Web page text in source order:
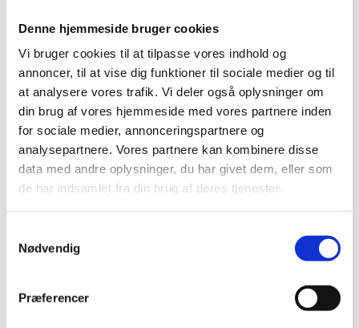
Denne hjemmeside bruger cookies
Vi bruger cookies til at tilpasse vores indhold og
annoncer, til at vise dig funktioner til sociale medier og til
at analysere vores trafik. Vi deler også oplysninger om
din brug af vores hjemmeside med vores partnere inden
for sociale medier, annonceringspartnere og
analysepartnere. Vores partnere kan kombinere disse
data med andre oplysninger, du har givet dem, eller som
de har indsamlet fra din brug af deres tjenester.
Nødvendig
Præferencer
Renthal Styr 743
Rød
RENTHAL 743 RED
kr.499,00
Renthal Styr 743
Guld
kr. 499,00